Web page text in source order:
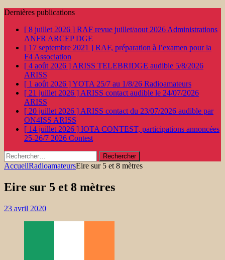
Dernières publications
[ 8 juillet 2026 ] RAF revue juillet/aout 2026 Administrations
ANFR ARCEP DGE
[ 17 septembre 2021 ] RAF, préparation à l’examen pour la
F4 Association
[ 4 août 2026 ] ARISS TELEBRIDGE audible 5/8/2026
ARISS
[ 1 août 2026 ]YOTA 25/7 au 1/8/26 Radioamateurs
[ 21 juillet 2026 ] ARISS contact audible le 24/07/2026
ARISS
[ 20 juillet 2026 ] ARISS contact du 23/07/2026 audible par
ON4ISS ARISS
[ 14 juillet 2026 ] IOTA CONTEST, participations annoncées
25-26/7 2026 Contest
Rechercher :
AccueilRadioamateursEire sur 5 et 8 mètres
Eire sur 5 et 8 mètres
23 avril 2020